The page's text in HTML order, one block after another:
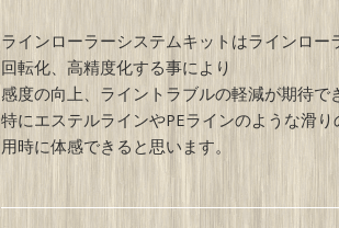
ラインローラーシステムキットはラインロー
回転化、高精度化する事により
感度の向上、ライントラブルの軽減が期待で
特にエステルラインやPEラインのような滑
用時に体感できると思います。